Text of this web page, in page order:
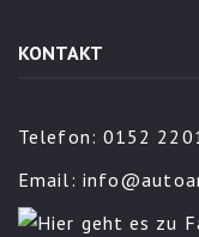
KONTAKT
Telefon: 0152
Email: